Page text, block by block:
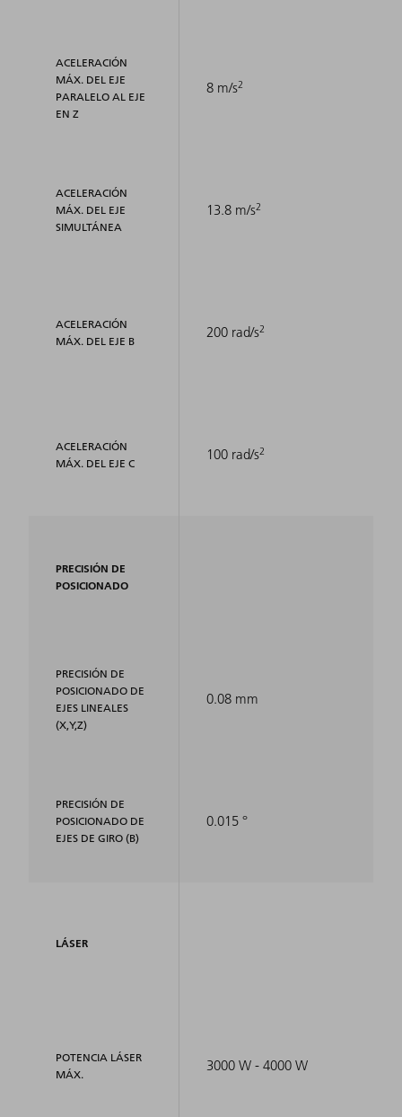
ACELERACIÓN
MÁX. DEL EJE
PARALELO AL EJE
EN Z
ACELERACIÓN
MÁX. DEL EJE
SIMULTÁNEA
ACELERACIÓN
MÁX. DEL EJE B
ACELERACIÓN
MÁX. DEL EJE C
PRECISIÓN DE
POSICIONADO
PRECISIÓN DE
POSICIONADO DE
EJES LINEALES
(X,Y,Z)
PRECISIÓN DE
POSICIONADO DE
EJES DE GIRO (B)
LÁSER
POTENCIA LÁSER
MÁX.
8 m/s2
13.8 m/s2
200 rad/s2
100 rad/s2
0.08 mm
0.015 °
3000 W - 4000 W